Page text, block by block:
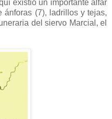
existió un importante alfar
(7), ladrillos y tejas,
del siervo Marcial, el